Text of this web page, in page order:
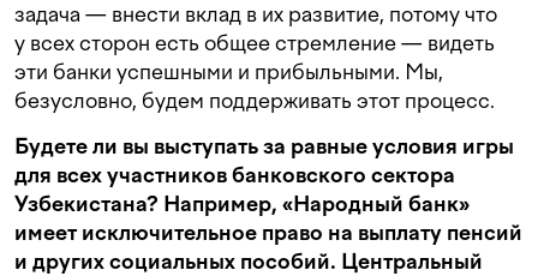
задача — внести вклад в их развитие, потому что
у всех сторон есть общее стремление — видеть
эти банки успешными и прибыльными. Мы,
безусловно, будем поддерживать этот процесс.
Будете ли вы выступать за равные условия игры
для всех участников банковского сектора
Узбекистана? Например, «Народный банк»
имеет исключительное право на выплату пенсий
и других социальных пособий. Центральный